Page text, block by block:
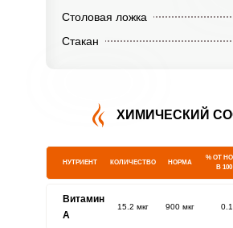
Столовая ложка
Стакан
ХИМИЧЕСКИЙ
НУТРИЕНТ КОЛИЧЕСТВО НОРМА
% ОТ
В
Витамин
A
15.2 мкг 900 мкг 0.1